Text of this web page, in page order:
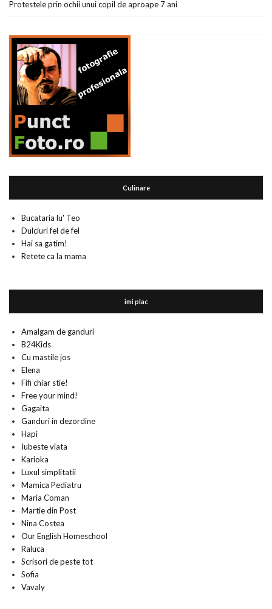
Protestele prin ochii unui copil de aproape 7 ani
Culinare
Bucataria lu' Teo
Dulciuri fel de fel
Hai sa gatim!
Retete ca la mama
imi plac
Amalgam de ganduri
B24Kids
Cu mastile jos
Elena
Fifi chiar stie!
Free your mind!
Gagaita
Ganduri in dezordine
Hapi
Iubeste viata
Karioka
Luxul simplitatii
Mamica Pediatru
Maria Coman
Martie din Post
Nina Costea
Our English Homeschool
Raluca
Scrisori de peste tot
Sofia
Vavaly